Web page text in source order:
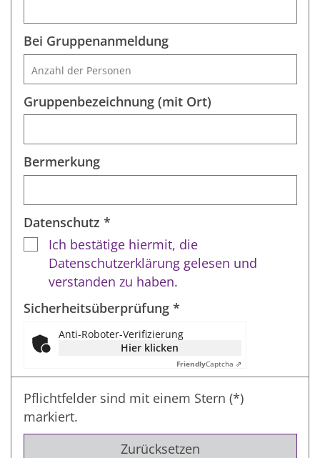
Bei Gruppenanmeldung
Gruppenbezeichnung (mit Ort)
Bermerkung
Datenschutz *
Ich bestätige hiermit, die
Datenschutzerklärung gelesen und
verstanden zu haben.
Sicherheitsüberprüfung *
Anti-Roboter-Verifizierung
Hier klicken
FriendlyCaptcha ⇗
Pflichtfelder sind mit einem Stern (*)
markiert.
Zurücksetzen